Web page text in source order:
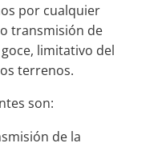
por cualquier
transmisión de
limitativo del
terrenos.
son:
de la